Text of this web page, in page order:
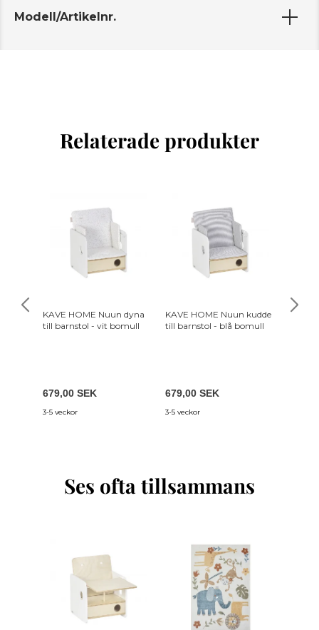
Modell/Artikelnr.
Relaterade produkter
KAVE HOME Nuun dyna
till barnstol - vit bomull
679,00 SEK
3-5 veckor
KAVE HOME Nuun kudde
till barnstol - blå bomull
679,00 SEK
3-5 veckor
Ses ofta tillsammans